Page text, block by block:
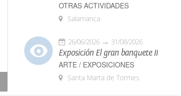
OTRAS ACTIVIDADES
Salamanca
26/06/2026 31/08/2026
Exposición El gran banquete II
ARTE / EXPOSICIONES
Santa Marta de Tormes